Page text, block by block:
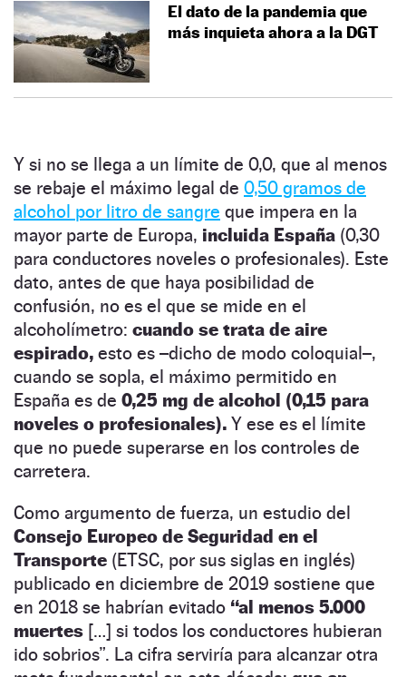
El dato de la pandemia que
más inquieta ahora a la DGT
Y si no se llega a un límite de 0,0, que al menos
se rebaje el máximo legal de 0,50 gramos de
alcohol por litro de sangre que impera en la
mayor parte de Europa, incluida España (0,30
para conductores noveles o profesionales). Este
dato, antes de que haya posibilidad de
confusión, no es el que se mide en el
alcoholímetro: cuando se trata de aire
espirado, esto es –dicho de modo coloquial–,
cuando se sopla, el máximo permitido en
España es de 0,25 mg de alcohol (0,15 para
noveles o profesionales). Y ese es el límite
que no puede superarse en los controles de
carretera.
Como argumento de fuerza, un estudio del
Consejo Europeo de Seguridad en el
Transporte (ETSC, por sus siglas en inglés)
publicado en diciembre de 2019 sostiene que
en 2018 se habrían evitado “al menos 5.000
muertes […] si todos los conductores hubieran
ido sobrios”. La cifra serviría para alcanzar otra